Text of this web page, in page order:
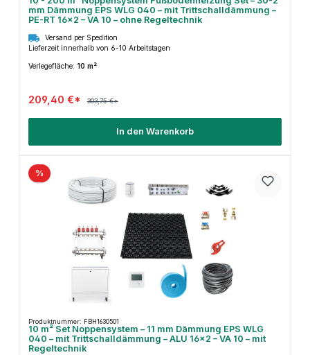
mm Dämmung EPS WLG 040 – mit Trittschalldämmung –
PE-RT 16×2 – VA 10 – ohne Regeltechnik
Versand per Spedition
Lieferzeit innerhalb von 6-10 Arbeitstagen
Verlegefläche: 10 m²
209,40 €* 303,75 €*
In den Warenkorb
%
Produktnummer: FBH1630501
10 m² Set Noppensystem – 11 mm Dämmung EPS WLG
040 – mit Trittschalldämmung – ALU 16×2 – VA 10 – mit
Regeltechnik